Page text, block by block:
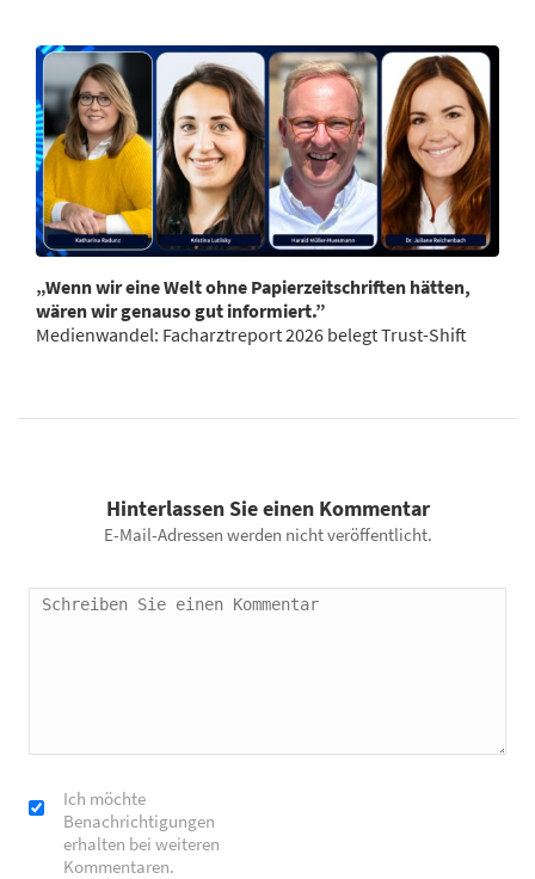
„Wenn wir eine Welt ohne Papierzeitschriften hätten,
wären wir genauso gut informiert.”
Medienwandel: Facharztreport 2026 belegt Trust-Shift
Hinterlassen Sie einen Kommentar
E-Mail-Adressen werden nicht veröffentlicht.
Ich möchte
Benachrichtigungen
erhalten bei weiteren
Kommentaren.